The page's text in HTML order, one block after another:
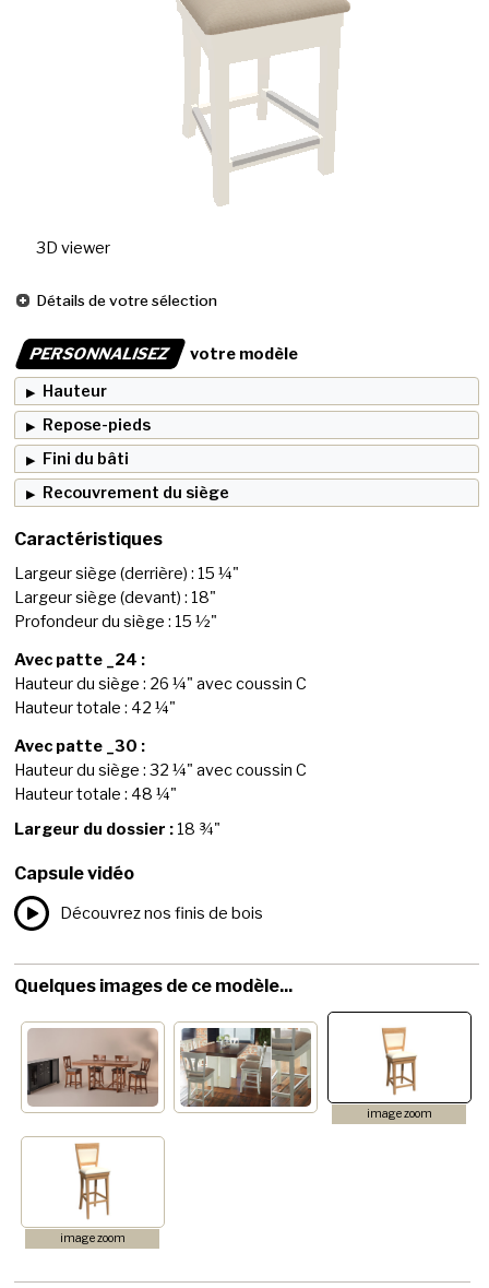
3D viewer
Détails de votre sélection
PERSONNALISEZ
votre modèle
Hauteur
Repose-pieds
Fini du bâti
Recouvrement du siège
Caractéristiques
Largeur siège (derrière) : 15 ¼"
Largeur siège (devant) : 18"
Profondeur du siège : 15 ½"
Avec patte _24 :
Hauteur du siège : 26 ¼" avec coussin C
Hauteur totale : 42 ¼"
Avec patte _30 :
Hauteur du siège : 32 ¼" avec coussin C
Hauteur totale : 48 ¼"
Largeur du dossier : 18 ¾"
Capsule vidéo
Découvrez nos finis de bois
Quelques images de ce modèle...
image zoom
image zoom